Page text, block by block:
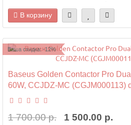
В корзину
Ваша скидка: -12%
Baseus Golden Contactor Pro
60W, CCJDZ-MC (CGJM000113)
1 700.00 р. 1 500.00 р.